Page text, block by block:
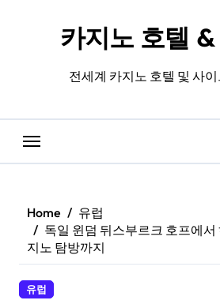
카지노 호텔
전세계 카지노 호텔 및 사
Home
유럽
독일 윈덤 뒤스부르크 호프에서
지노 탐방까지
유럽